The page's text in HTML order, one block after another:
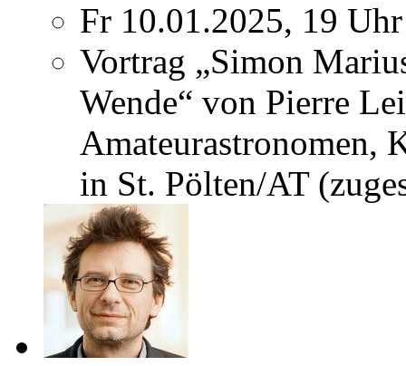
Fr 10.01.2025, 19 Uhr
Vortrag „Simon
Wende“ von Pierre
Amateurastronomen,
in St. Pölten/AT